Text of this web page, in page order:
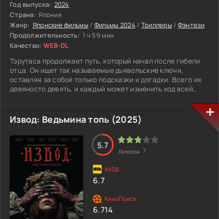
и начинается то, что местные привыкли объяснять
древними историями.
Год выпуска: 2024
Страна: Япония
Жанр: Японские фильмы / Фильмы 2024 / Триллеры / Фэнтези
Продолжительность: 1 ч 59 мин
Качество: WEB-DL
Тэрутаса продолжает путь, который начал после гибели
отца. Он ищет так называемые дьявольские ключи,
оставляя за собой только подсказки и догадки. Всего их
девяносто девять, и каждый может изменить ход всей
этим появляются новые враги. На этот раз ему
противостоят брат и сестра, стоящие во главе
религиозной организации. У них свои цели и свои
правила игры.
Ситуация осложняется тем, что сестра умеет читать
мысли. Скрыть намерения становится почти невозможно,
а любое решение приходится принимать на ходу. Тэрутаса
понимает, что впереди не просто охота за ключами. Это
уже борьба, где проигрыш может стоить ему всего.
Извод: Ведьмина топь (2025)
5.7
Голосов: 7
6.7
6.714